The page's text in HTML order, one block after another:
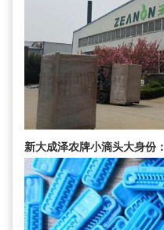
新大成泽农牌小滴头大身份：